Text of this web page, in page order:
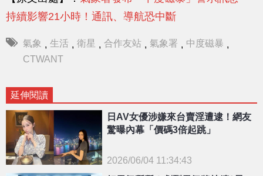
持續影響21小時！通訊、導航恐中斷
氣象 , 生活 , 衛星 , 合作友站 , 氣象署 , 中度磁暴 ,
CTWANT
延伸閱讀
日AV女優涉嫌來台賣淫遭逮！網友
驚曝內幕「價碼3倍起跳」
2026/06/04 11:34:43